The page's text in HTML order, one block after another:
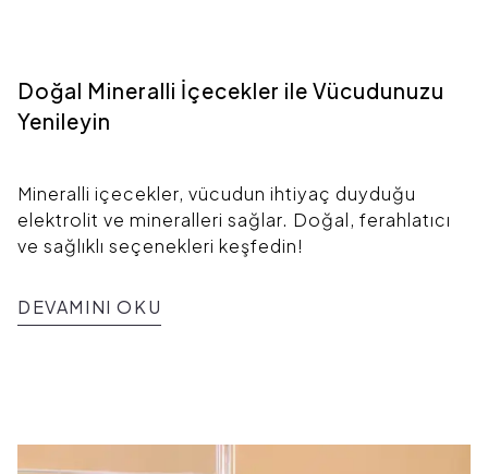
Doğal Mineralli İçecekler ile Vücudunuzu
Yenileyin
Mineralli içecekler, vücudun ihtiyaç duyduğu
elektrolit ve mineralleri sağlar. Doğal, ferahlatıcı
ve sağlıklı seçenekleri keşfedin!
DEVAMINI OKU